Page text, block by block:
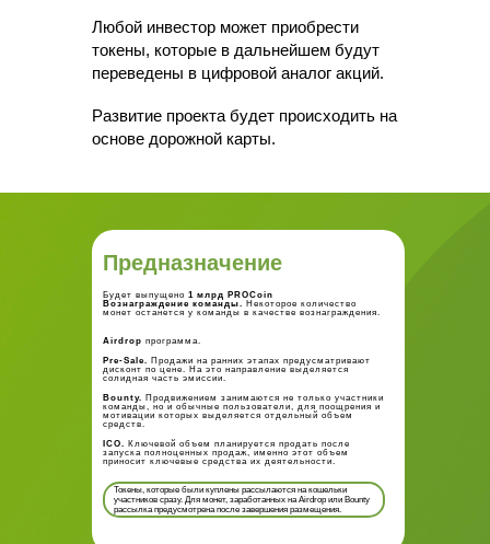
Любой инвестор может приобрести
токены, которые в дальнейшем будут
переведены в цифровой аналог акций.
Развитие проекта будет происходить на
основе дорожной карты.
Предназначение
Будет выпущено 1 млрд PROCoin
Вознаграждение команды. Некоторое количество
монет останется у команды в качестве вознаграждения.
Airdrop программа.
Bounty. Продвижением занимаются не только участники
команды, но и обычные пользователи, для поощрения и
мотивации которых выделяется отдельный объем
средств.
Pre-Sale. Продажи на ранних этапах предусматривают
дисконт по цене. На это направление выделяется
солидная часть эмиссии.
ICO. Ключевой объем планируется продать после
запуска полноценных продаж, именно этот объем
приносит ключевые средства их деятельности.
Токены, которые были куплены рассылаются на кошельки
участников сразу. Для монет, заработанных на Airdrop или Bounty
рассылка предусмотрена после завершения размещения.